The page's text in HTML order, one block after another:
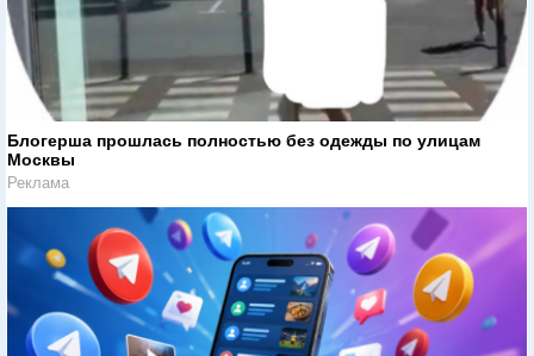
Блогерша прошлась полностью без одежды по улицам
Москвы
Реклама